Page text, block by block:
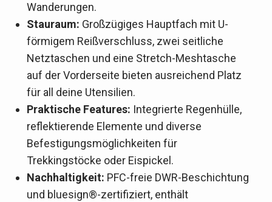
Wanderungen.
Stauraum: Großzügiges Hauptfach mit U-
förmigem Reißverschluss, zwei seitliche
Netztaschen und eine Stretch-Meshtasche
auf der Vorderseite bieten ausreichend Platz
für all deine Utensilien.
Praktische Features: Integrierte Regenhülle,
reflektierende Elemente und diverse
Befestigungsmöglichkeiten für
Trekkingstöcke oder Eispickel.
Nachhaltigkeit: PFC-freie DWR-Beschichtung
und bluesign®-zertifiziert, enthält